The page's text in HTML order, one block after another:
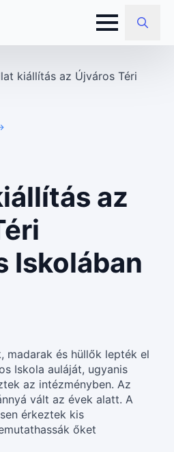
Search
kiállítás az Újváros Téri
az
Iskolában
madarak és hüllők lepték el
Iskola auláját, ugyanis
az intézményben. Az
vált az évek alatt. A
érkeztek kis
őket